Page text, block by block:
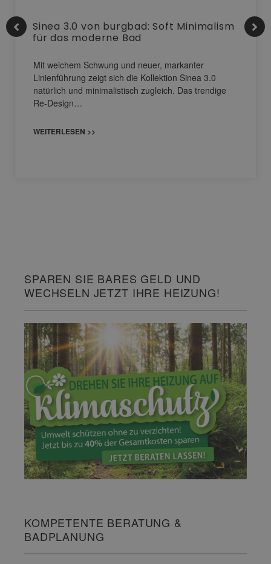
Sinea 3.0 von burgbad: Soft Minimalism
für das moderne Bad
Mit weichem Schwung und neuer, markanter
Linienführung zeigt sich die Kollektion Sinea 3.0
natürlich und minimalistisch zugleich. Das trendige
Re-Design…
WEITERLESEN >>
SPAREN SIE BARES GELD UND
WECHSELN JETZT IHRE HEIZUNG!
KOMPETENTE BERATUNG &
BADPLANUNG